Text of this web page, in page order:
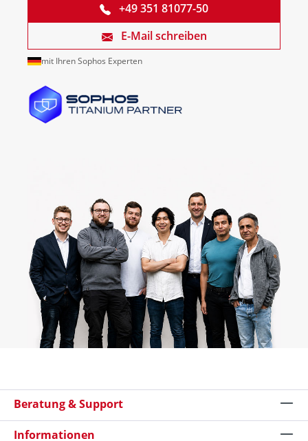
+49 351 81077-50
E-Mail schreiben
mit Ihren Sophos Experten
Beratung & Support
Informationen